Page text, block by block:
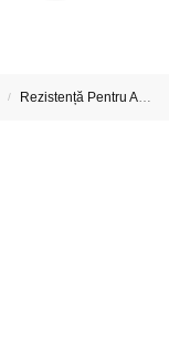
/ Rezistență Pentru Atomizor De Țigară Electronică